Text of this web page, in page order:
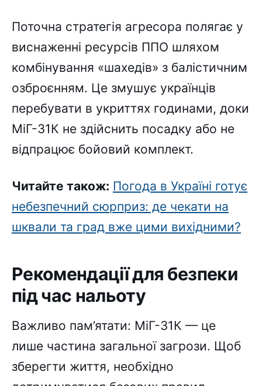
Поточна стратегія агресора полягає у
виснаженні ресурсів ППО шляхом
комбінування «шахедів» з балістичним
озброєнням. Це змушує українців
перебувати в укриттях годинами, доки
МіГ-31К не здійснить посадку або не
відпрацює бойовий комплект.
Читайте також: Погода в Україні готує
небезпечний сюрприз: де чекати на
шквали та град вже цими вихідними?
Рекомендації для безпеки
під час нальоту
Важливо пам’ятати: МіГ-31К — це
лише частина загальної загрози. Щоб
зберегти життя, необхідно